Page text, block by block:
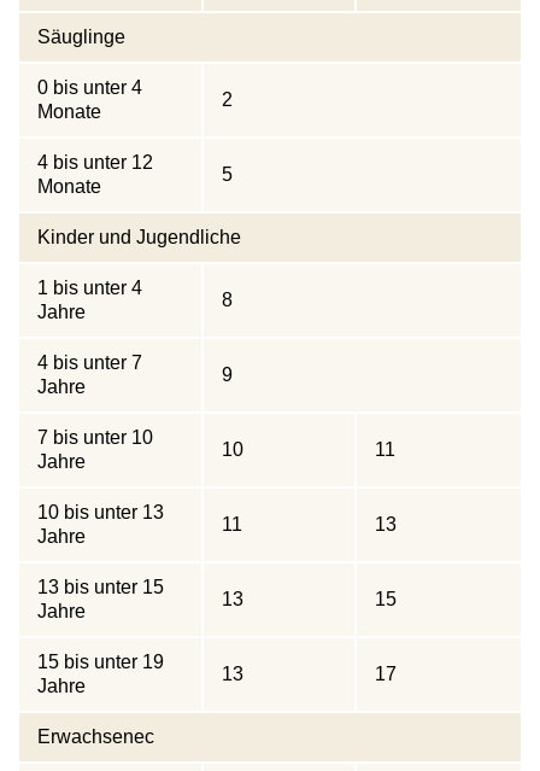
Säuglinge
0 bis unter 4
Monate
2
4 bis unter 12
Monate
5
Kinder und Jugendliche
1 bis unter 4
Jahre
8
4 bis unter 7
Jahre
9
7 bis unter 10
Jahre
10 11
10 bis unter 13
Jahre
11 13
13 bis unter 15
Jahre
13 15
15 bis unter 19
Jahre
13 17
Erwachsenec